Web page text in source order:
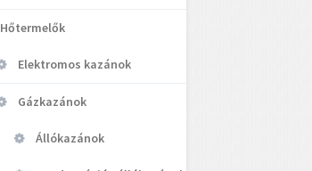
Hőtermelők
Elektromos kazánok
Gázkazánok
Állókazánok